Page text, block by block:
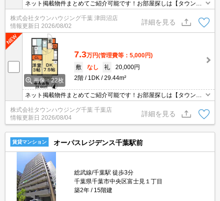
ネット掲載物件まとめてご紹介可能です！お部屋探しは【タウンハ
ウジング】にお任せください！※オンライン内見・現地待ち合わせ
は事前にご相談ください。
株式会社タウンハウジング千葉 津田沼店
情報更新日 2026/08/02
詳細を見る
画像：22枚
7.3万円(管理費等：5,000円)
敷
なし 礼
20,000円
2階
1DK 29.44m²
ネット掲載物件まとめてご紹介可能です！お部屋探しは【タウンハ
ウジング】にお任せください！※オンライン内見・現地待ち合わせ
は事前にご相談ください。
株式会社タウンハウジング千葉 千葉店
情報更新日 2026/08/04
詳細を見る
賃貸マンション オーパスレジデンス千葉駅前
総武線/千葉駅 徒歩3分
千葉県千葉市中央区富士見１丁目
築2年
15階建